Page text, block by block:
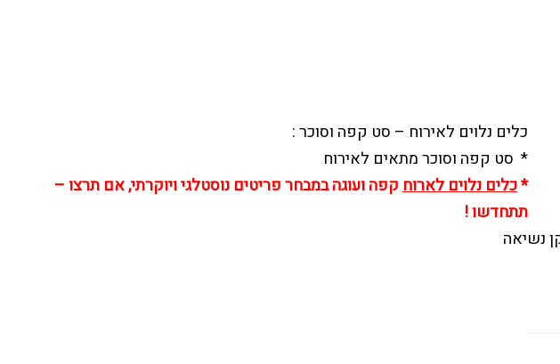
כלים נלוים לאירוח – סט קפה וסוכר :
* סט קפה וסוכר מתאים לאירוח
*כלים נלוים לארוחקפה ועוגה במבחר פריטים נוסטלגי ויוקרתי, אם תרצו –
תתחדשו !